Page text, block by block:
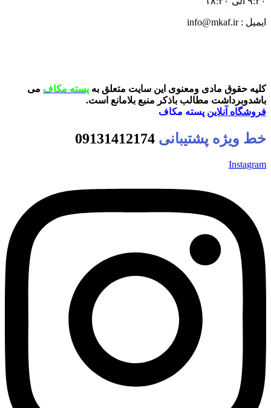
ایمیل : info@mkaf.ir
کلیه حقوق مادی ومعنوی این سایت متعلق به پسته مکاف می
باشدوبرداشت مطالب باذکر منبع بلامانع است.
فروشگاه آنلاین پسته مکاف
خط ویژه پشتیبانی 09131412174
Instagram